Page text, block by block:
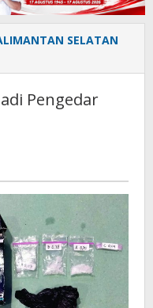
SELATAN
Pengedar